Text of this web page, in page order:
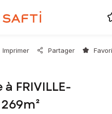
Imprimer Partager
FRIVILLE-